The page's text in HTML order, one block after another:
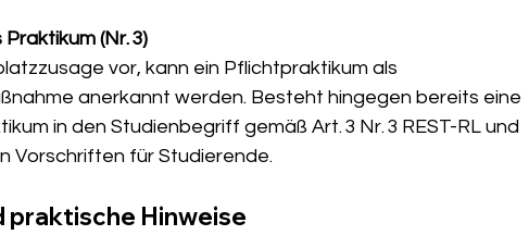
(Nr. 3)
vor, kann ein Pflichtpraktikum als
anerkannt werden. Besteht hingegen bereits eine
in den Studienbegriff gemäß Art. 3 Nr. 3 REST-RL und
Vorschriften für Studierende.
praktische Hinweise